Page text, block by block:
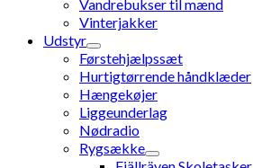
Vandrebukser til mænd
Vinterjakker
Udstyr
Førstehjælpssæt
Hurtigtørrende håndklæder
Hængekøjer
Liggeunderlag
Nødradio
Rygsække